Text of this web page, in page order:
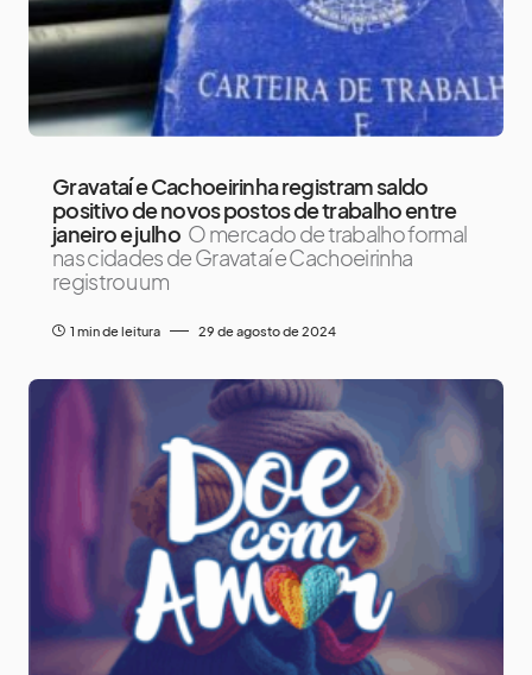
Gravataí e Cachoeirinha registram saldo
positivo de novos postos de trabalho entre
janeiro e julho O mercado de trabalho formal
nas cidades de Gravataí e Cachoeirinha
registrou um
1 min de leitura 29 de agosto de 2024